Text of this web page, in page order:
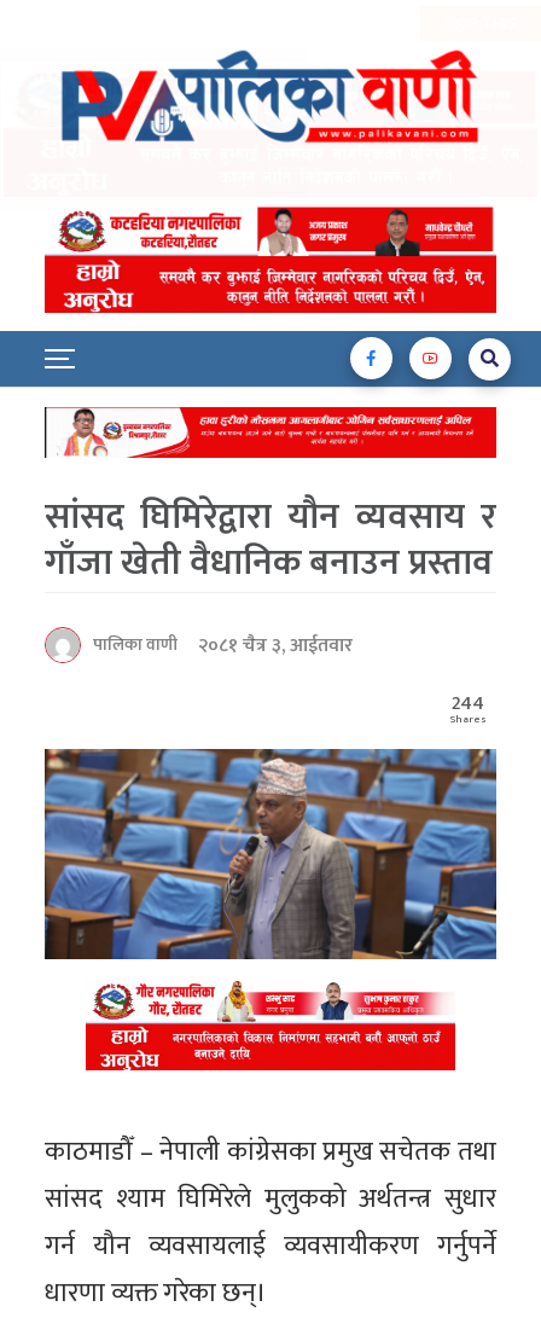
सांसद घिमिरेद्वारा यौन व्यवसाय र
गाँजा खेती वैधानिक बनाउन प्रस्ताव
पालिका वाणी
२०८१ चैत्र ३, आईतवार
244
Shares
काठमाडौँ – नेपाली कांग्रेसका प्रमुख सचेतक तथा
सांसद श्याम घिमिरेले मुलुकको अर्थतन्त्र सुधार
गर्न यौन व्यवसायलाई व्यवसायीकरण गर्नुपर्ने
धारणा व्यक्त गरेका छन्।